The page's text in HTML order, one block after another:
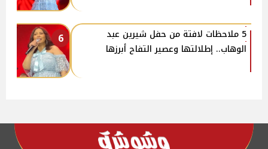
6
5 ملاحظات لافتة من حفل شيرين عبد
الوهاب.. إطلالتها وعصير التفاح أبرزها